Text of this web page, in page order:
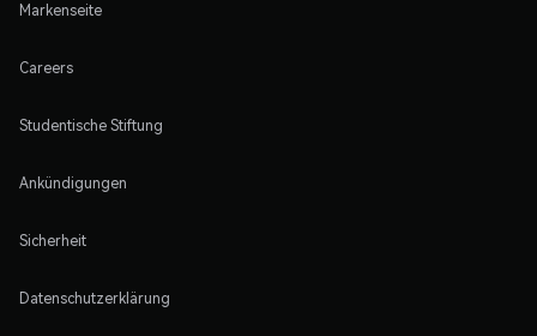
Markenseite
Careers
Studentische Stiftung
Ankündigungen
Sicherheit
Datenschutzerklärung